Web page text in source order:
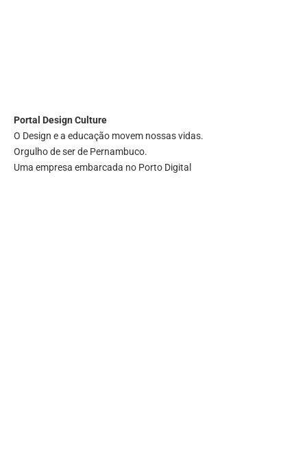
Portal Design Culture
O Design e a educação movem nossas vidas.
Orgulho de ser de Pernambuco.
Uma empresa embarcada no Porto Digital